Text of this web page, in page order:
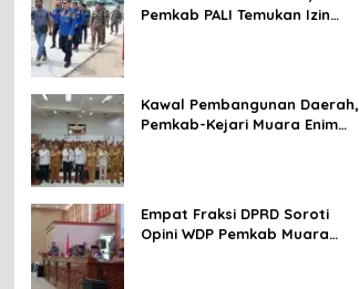
Pemkab PALI Temukan Izin
Kawal Pembangunan Daerah,
Pemkab-Kejari Muara Enim
Empat Fraksi DPRD Soroti
Opini WDP Pemkab Muara